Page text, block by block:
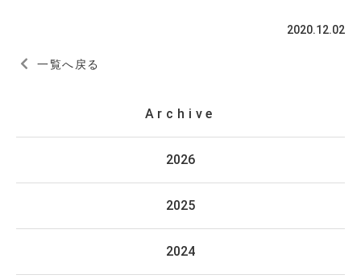
2020.12.02
一覧へ戻る
Archive
2026
2025
2024